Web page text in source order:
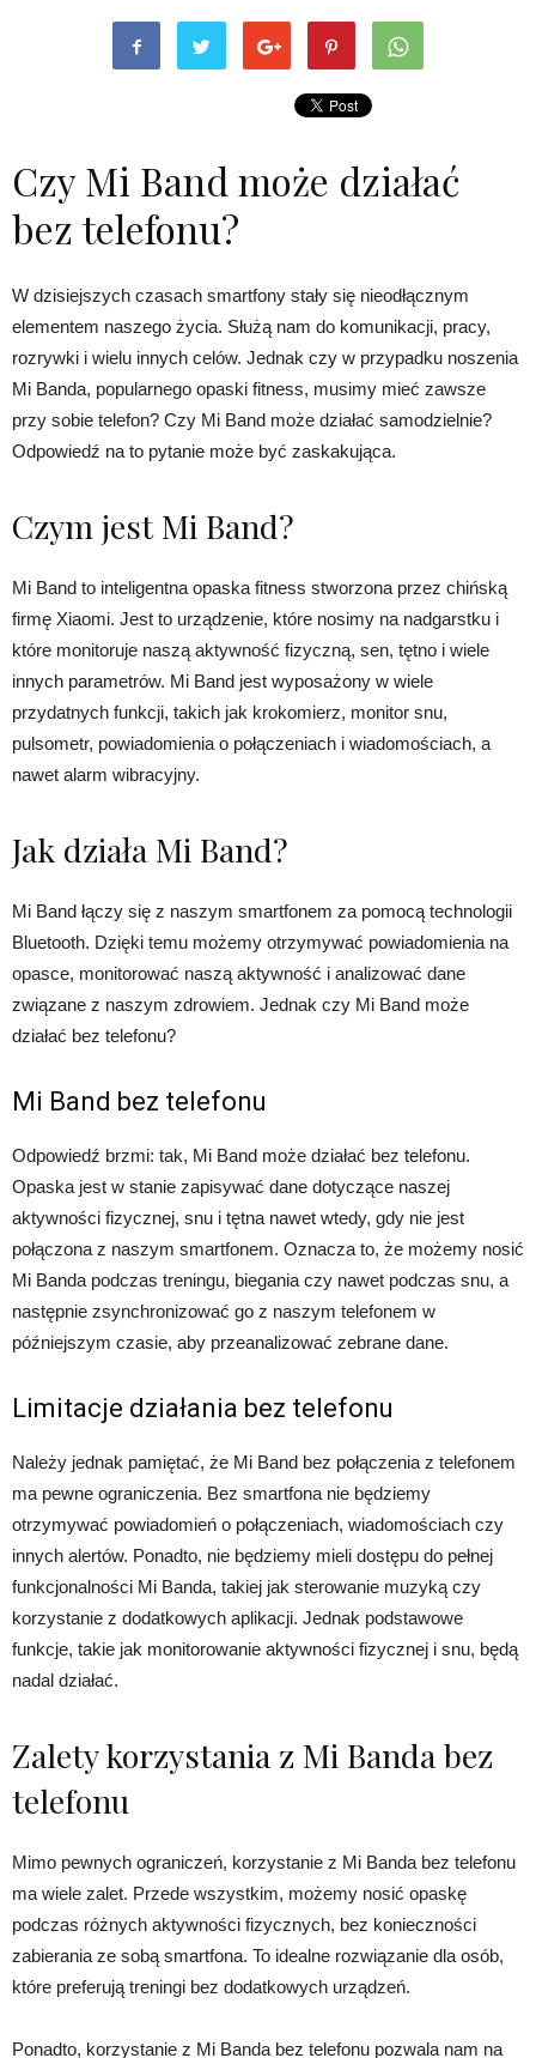
Czy Mi Band może działać
bez telefonu?
W dzisiejszych czasach smartfony stały się nieodłącznym
elementem naszego życia. Służą nam do komunikacji, pracy,
rozrywki i wielu innych celów. Jednak czy w przypadku noszenia
Mi Banda, popularnego opaski fitness, musimy mieć zawsze
przy sobie telefon? Czy Mi Band może działać samodzielnie?
Odpowiedź na to pytanie może być zaskakująca.
Czym jest Mi Band?
Mi Band to inteligentna opaska fitness stworzona przez chińską
firmę Xiaomi. Jest to urządzenie, które nosimy na nadgarstku i
które monitoruje naszą aktywność fizyczną, sen, tętno i wiele
innych parametrów. Mi Band jest wyposażony w wiele
przydatnych funkcji, takich jak krokomierz, monitor snu,
pulsometr, powiadomienia o połączeniach i wiadomościach, a
nawet alarm wibracyjny.
Jak działa Mi Band?
Mi Band łączy się z naszym smartfonem za pomocą technologii
Bluetooth. Dzięki temu możemy otrzymywać powiadomienia na
opasce, monitorować naszą aktywność i analizować dane
związane z naszym zdrowiem. Jednak czy Mi Band może
działać bez telefonu?
Mi Band bez telefonu
Odpowiedź brzmi: tak, Mi Band może działać bez telefonu.
Opaska jest w stanie zapisywać dane dotyczące naszej
aktywności fizycznej, snu i tętna nawet wtedy, gdy nie jest
połączona z naszym smartfonem. Oznacza to, że możemy nosić
Mi Banda podczas treningu, biegania czy nawet podczas snu, a
następnie zsynchronizować go z naszym telefonem w
późniejszym czasie, aby przeanalizować zebrane dane.
Limitacje działania bez telefonu
Należy jednak pamiętać, że Mi Band bez połączenia z telefonem
ma pewne ograniczenia. Bez smartfona nie będziemy
otrzymywać powiadomień o połączeniach, wiadomościach czy
innych alertów. Ponadto, nie będziemy mieli dostępu do pełnej
funkcjonalności Mi Banda, takiej jak sterowanie muzyką czy
korzystanie z dodatkowych aplikacji. Jednak podstawowe
funkcje, takie jak monitorowanie aktywności fizycznej i snu, będą
nadal działać.
Zalety korzystania z Mi Banda bez
telefonu
Mimo pewnych ograniczeń, korzystanie z Mi Banda bez telefonu
ma wiele zalet. Przede wszystkim, możemy nosić opaskę
podczas różnych aktywności fizycznych, bez konieczności
zabierania ze sobą smartfona. To idealne rozwiązanie dla osób,
które preferują treningi bez dodatkowych urządzeń.
Ponadto, korzystanie z Mi Banda bez telefonu pozwala nam na